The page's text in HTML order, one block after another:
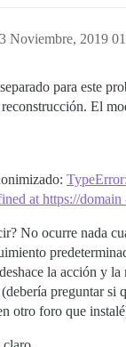
3 Noviembre, 2019
para este
El
at https://domain
No ocurre nada
la acción y
preguntar si
otro foro que